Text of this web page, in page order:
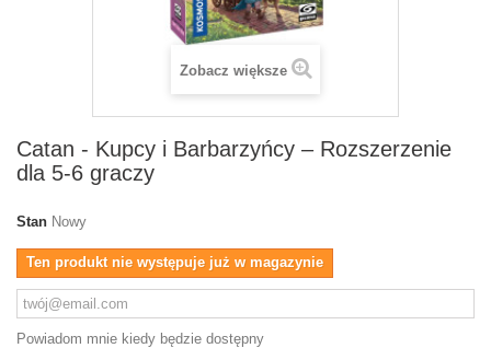
Zobacz większe
Catan - Kupcy i Barbarzyńcy – Rozszerzenie
dla 5-6 graczy
Stan Nowy
Ten produkt nie występuje już w magazynie
Powiadom mnie kiedy będzie dostępny